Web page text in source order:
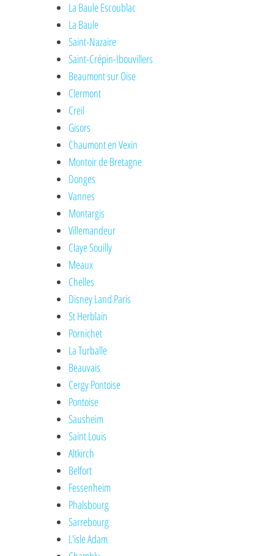
La Baule Escoublac
La Baule
Saint-Nazaire
Saint-Crépin-Ibouvillers
Beaumont sur Oise
Clermont
Creil
Gisors
Chaumont en Vexin
Montoir de Bretagne
Donges
Vannes
Montargis
Villemandeur
Claye Souilly
Meaux
Chelles
Disney Land Paris
St Herblain
Pornichet
La Turballe
Beauvais
Cergy Pontoise
Pontoise
Sausheim
Saint Louis
Altkirch
Belfort
Fessenheim
Phalsbourg
Sarrebourg
L'isle Adam